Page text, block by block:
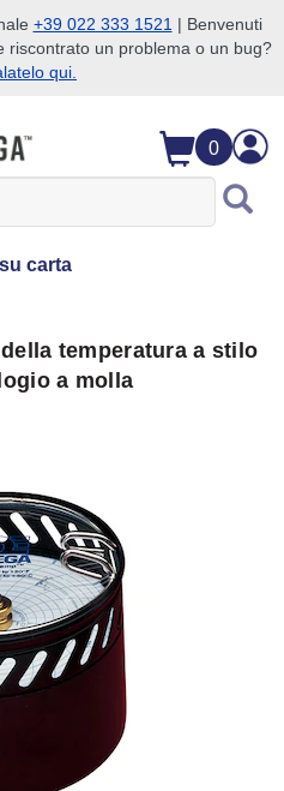
+39 022 333 1521 | Benvenuti
riscontrato un problema o un bug?
qui.
0
carta
temperatura a stilo
a molla